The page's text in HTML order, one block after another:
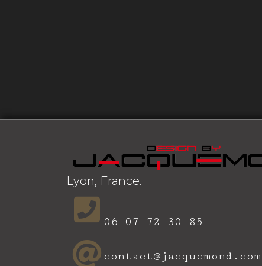
Lyon, France.
06 07 72 30 85
contact@jacquemond.com